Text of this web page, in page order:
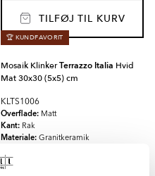
TILFØJ TIL KURV
🏆 KUNDFAVORIT
Mosaik KlinkerTerrazzo Italia Hvid
Mat 30x30 (5x5) cm
KLTS1006
Overflade: Matt
Kant: Rak
Materiale: Granitkeramik
146